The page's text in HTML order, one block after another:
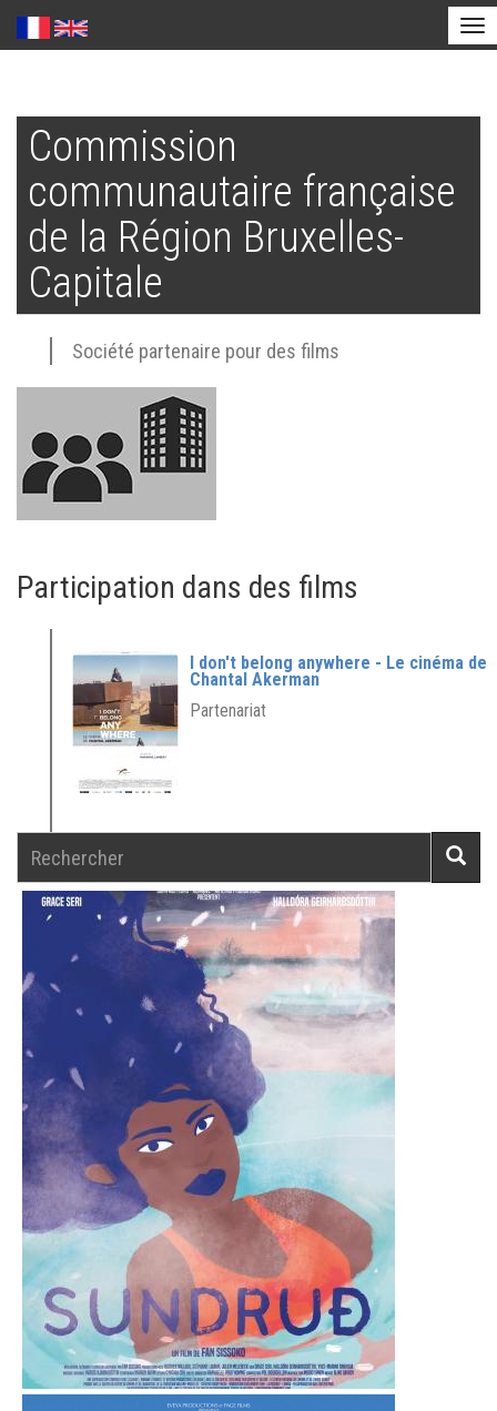
contenu
principal
Commission
communautaire française
de la Région Bruxelles-
Capitale
Société partenaire pour des films
Participation dans des films
I don't belong anywhere - Le cinéma de
Chantal Akerman
Partenariat